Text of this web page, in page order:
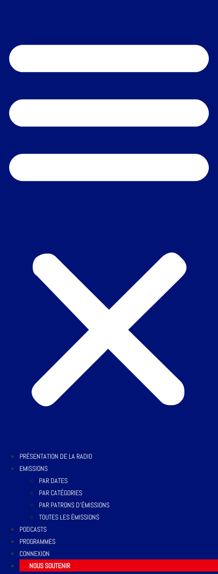
PRÉSENTATION DE LA RADIO
EMISSIONS
PAR DATES
PAR CATÉGORIES
PAR PATRONS D’ÉMISSIONS
TOUTES LES ÉMISSIONS
PODCASTS
PROGRAMMES
CONNEXION
NOUS SOUTENIR